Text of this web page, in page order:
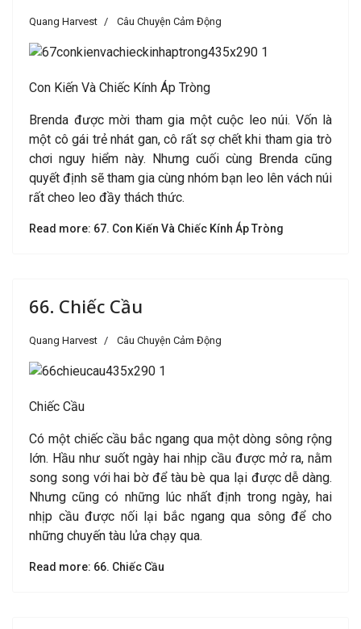
Quang Harvest Câu Chuyện Cảm Động
Con Kiến Và Chiếc Kính Áp Tròng
Brenda được mời tham gia một cuộc leo núi. Vốn là
một cô gái trẻ nhát gan, cô rất sợ chết khi tham gia trò
chơi nguy hiểm này. Nhưng cuối cùng Brenda cũng
quyết định sẽ tham gia cùng nhóm bạn leo lên vách núi
rất cheo leo đầy thách thức.
Read more: 67. Con Kiến Và Chiếc Kính Áp Tròng
66. Chiếc Cầu
Quang Harvest Câu Chuyện Cảm Động
Chiếc Cầu
Có một chiếc cầu bắc ngang qua một dòng sông rộng
lớn. Hầu như suốt ngày hai nhịp cầu được mở ra, nằm
song song với hai bờ để tàu bè qua lại được dễ dàng.
Nhưng cũng có những lúc nhất định trong ngày, hai
nhịp cầu được nối lại bắc ngang qua sông để cho
những chuyến tàu lửa chạy qua.
Read more: 66. Chiếc Cầu